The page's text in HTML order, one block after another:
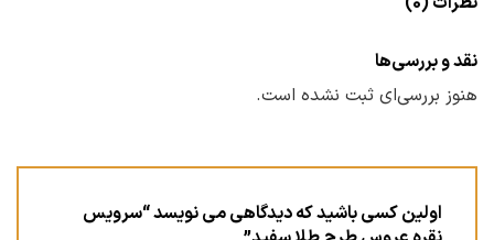
نقد و بررسی‌ها
هنوز بررسی‌ای ثبت نشده است.
اولین کسی باشید که دیدگاهی می نویسد “سرویس